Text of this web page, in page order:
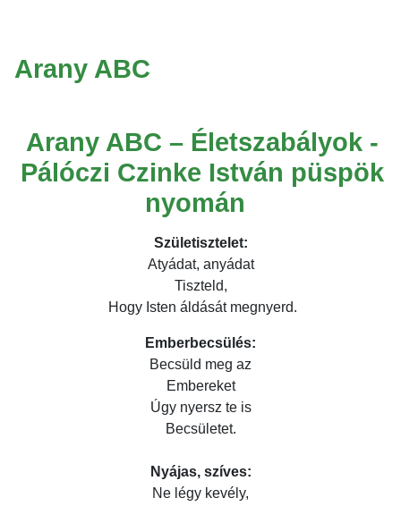
Arany ABC
Arany ABC – Életszabályok -
Pálóczi Czinke István püspök
nyomán
Születisztelet:
Atyádat, anyádat
Tiszteld,
Hogy Isten áldását megnyerd.
Emberbecsülés:
Becsüld meg az
Embereket
Úgy nyersz te is
Becsületet.
Nyájas, szíves:
Ne légy kevély,